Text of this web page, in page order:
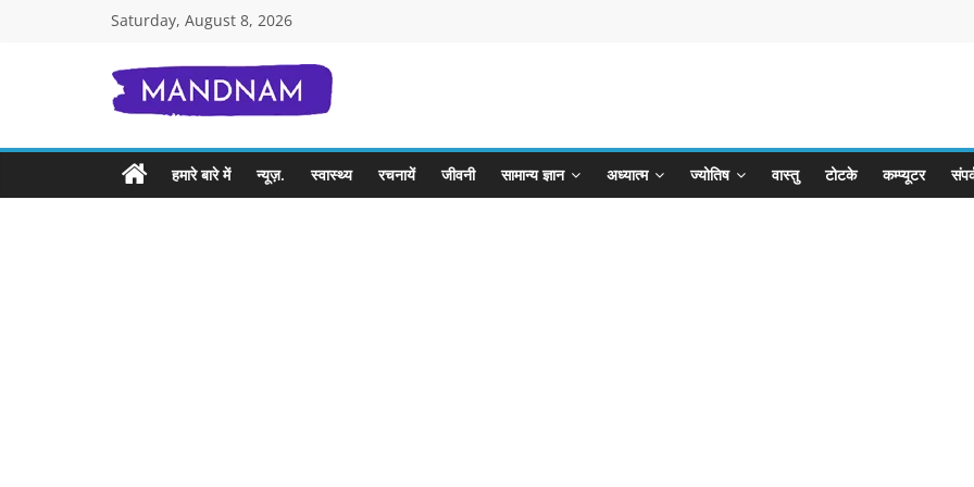
Saturday, August 8, 2026
Mandnam.com
जाने
एक-
हमारे बारे में न्यूज़. स्वास्थ्य रचनायें जीवनी सामान्य ज्ञान अध्यात्म ज्योतिष वास्तु टोटके कम्प्यूटर